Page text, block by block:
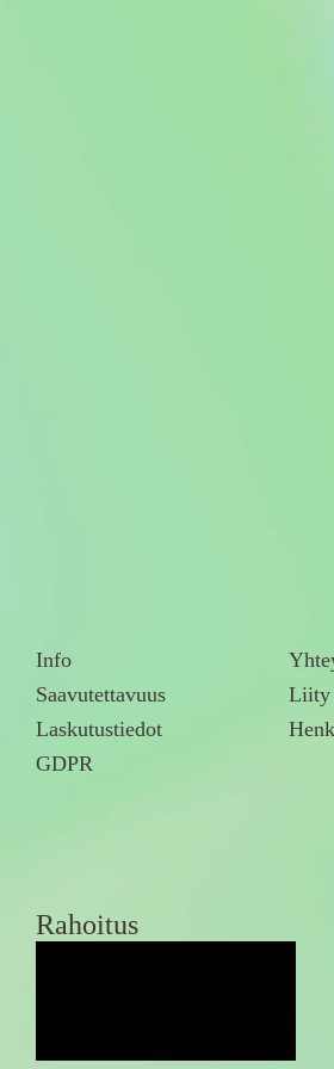
Info
Saavutettavuus
Liity
Laskutustiedot
GDPR
Rahoitus